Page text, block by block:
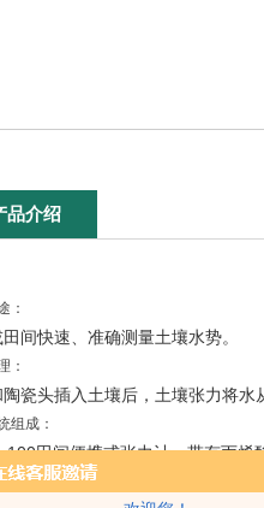
品介绍
：
间快速、准确测量土壤水势。
：
瓷头插入土壤后，土壤张力将水
组成：
100田间便携式张力计，带有丙烯
量时间和排放空气的压力预调